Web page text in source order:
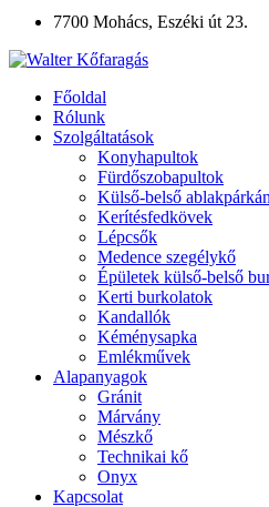
7700 Mohács, Eszéki út 23.
Főoldal
Rólunk
Szolgáltatások
Konyhapultok
Fürdőszobapultok
Külső-belső
Kerítésfedkövek
Lépcsők
Medence szegélykő
Épületek külső-belső
Kerti burkolatok
Kandallók
Kéménysapka
Emlékművek
Alapanyagok
Gránit
Márvány
Mészkő
Technikai kő
Onyx
Kapcsolat